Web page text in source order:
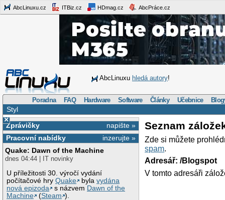
AbcLinuxu.cz ITBiz.cz HDmag.cz AbcPráce.cz
AbcLinuxu hledá autory!
Poradna FAQ Hardware Software Články Učebnice
Styl
×
napište »
Zprávičky
inzerujte »
Pracovní nabídky
Quake: Dawn of the Machine
dnes 04:44 | IT novinky
U příležitosti 30. výročí vydání
počítačové hryQuake bylavydána
nová epizoda
s názvem Dawn of the
Machine
(Steam ).
Seznam
Zde si můžete
spam.
Adresář: /Blogspot
V tomto adresáři